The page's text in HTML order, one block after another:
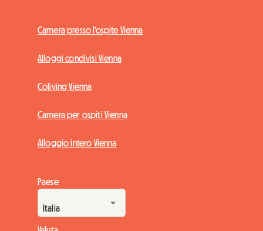
Camera presso l'ospite Vienna
Alloggi condivisi Vienna
Coliving Vienna
Camera per ospiti Vienna
Alloggio intero Vienna
Paese